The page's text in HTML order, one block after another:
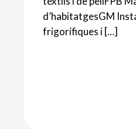
d’habitatgesGM
frigorífiques i […]